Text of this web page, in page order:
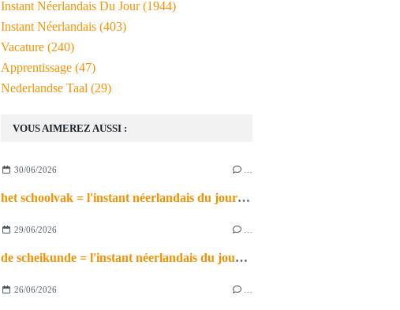
VOUS AIMEREZ AUSSI :
30/06/2026
het schoolvak = l'instant néerlandais du jour (2026_06_30)
29/06/2026
de scheikunde = l'instant néerlandais du jour (2026_06_29)
26/06/2026
Instant Néerlandais Du Jour(1944)
Instant Néerlandais (403)
Vacature (240)
Apprentissage (47)
Nederlandse Taal (29)